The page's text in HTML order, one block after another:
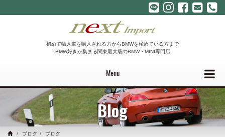
初めて輸入車を購入される方からBMWを極めている方まで
BMW好きが集まる関東最大級のBMW・MINI専門店
Menu
Blog
ブログ ブログ